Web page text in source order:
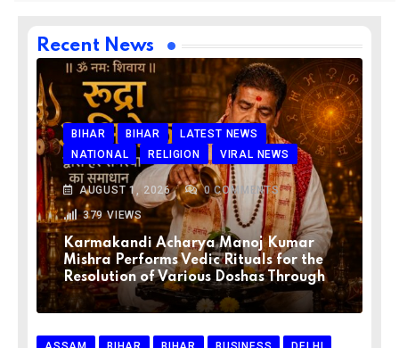
Recent News
BIHAR BIHAR
LATEST NEWS
NATIONAL
RELIGION VIRAL NEWS
AUGUST 1, 2026 0COMMENTS
379VIEWS
Karmakandi Acharya Manoj Kumar
Mishra Performs Vedic Rituals for the
Resolution of Various Doshas Through